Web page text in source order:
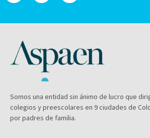
Somos una entidad sin ánimo de lucro que
colegios y preescolares en 9 ciudades de
por padres de familia.